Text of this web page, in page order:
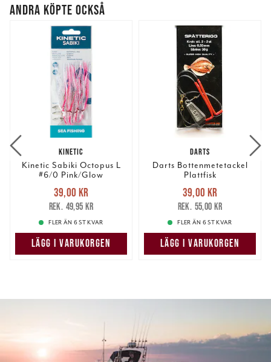
ANDRA KÖPTE OCKSÅ
KINETIC
Kinetic Sabiki Octopus L
#6/0 Pink/Glow
Nuvarande pris
39,00 krTidigare pris
49,95 kr
39,00 kr
49,95 kr
FLER ÄN 6 ST KVAR
LÄGG I VARUKORGEN
DARTS
Darts Bottenmetetackel
Plattfisk
Nuvarande pris
39,00 krTidigare pris
55,00 kr
39,00 kr
55,00 kr
FLER ÄN 6 ST KVAR
LÄGG I VARUKORGEN